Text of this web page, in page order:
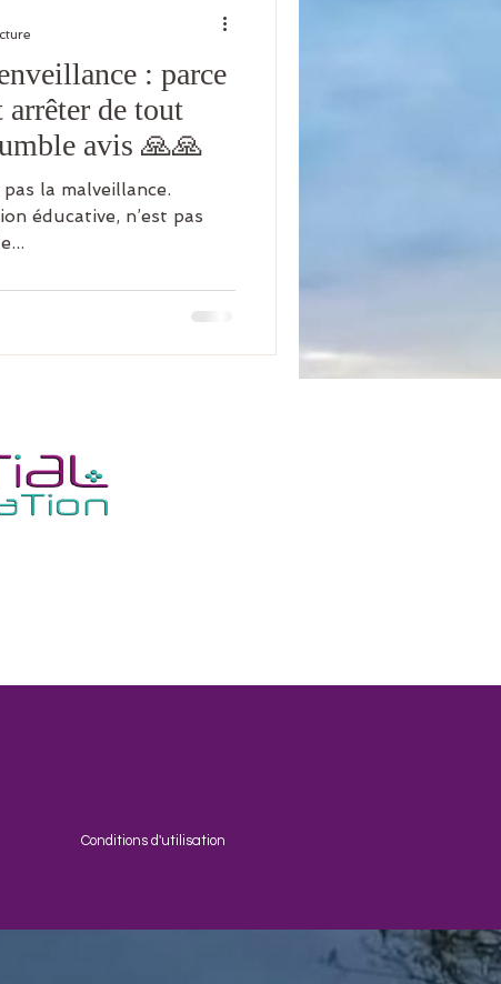
: parce
de tout
avis 🙏🙏
éducative, n’est pas
Conditions d'utilisation